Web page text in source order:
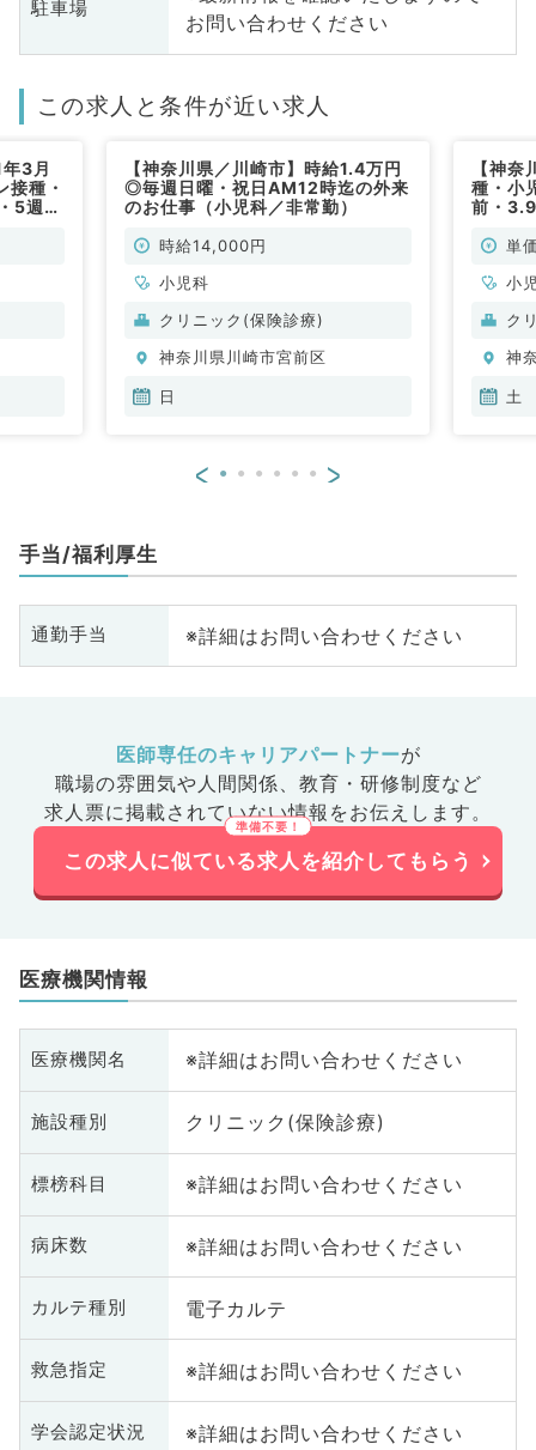
駐車場
お問い合わせください
この求人と条件が近い求人
3月
種・
5週土
【神奈川県／川崎市】時給1.4万円
◎毎週日曜・祝日AM12時迄の外来
のお仕事（小児科／非常勤）
時給14,000円
小児科
クリニック(保険診療)
神奈川県川崎市宮前区
日
【神
種・小
前・
単
小
ク
神
土
< >
手当/福利厚生
通勤手当 ※詳細はお問い合わせください
医師専任のキャリアパートナーが
職場の雰囲気や人間関係、 教育・研修制度など
求人票に掲載されていない情報をお伝えします。
この求人に似ている求人を紹介してもらう
医療機関情報
医療機関名 ※詳細はお問い合わせください
施設種別 クリニック(保険診療)
標榜科目 ※詳細はお問い合わせください
病床数 ※詳細はお問い合わせください
カルテ種別 電子カルテ
救急指定 ※詳細はお問い合わせください
学会認定状況 ※詳細はお問い合わせください